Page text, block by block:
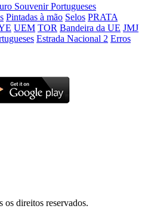
Souvenir Portugueses
Pintadas à mão Selos PRATA
UEM TOR Bandeira da UE JMJ
Estrada Nacional 2 Erros
direitos reservados.